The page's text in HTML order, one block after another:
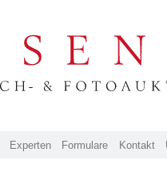
Experten Formulare Kontakt